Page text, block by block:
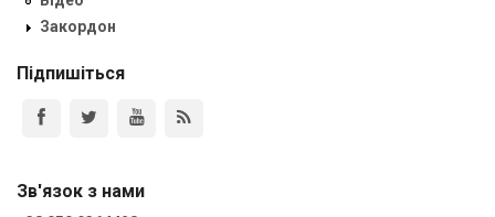
Закордон
Підпишіться
Зв'язок з нами